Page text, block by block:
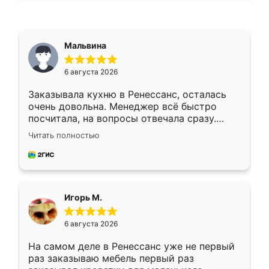
Мальвина
6 августа 2026
Заказывала кухню в Ренессанс, осталась
очень довольна. Менеджер всё быстро
посчитала, на вопросы отвечала сразу.
Замерщик приехал в субботу, подошёл к
делу со всей ответственностью. Собрали
за день, ребята работали аккуратно, даже
Читать полностью
Игорь М.
6 августа 2026
На самом деле в Ренессанс уже не первый
раз заказываю мебель первый раз